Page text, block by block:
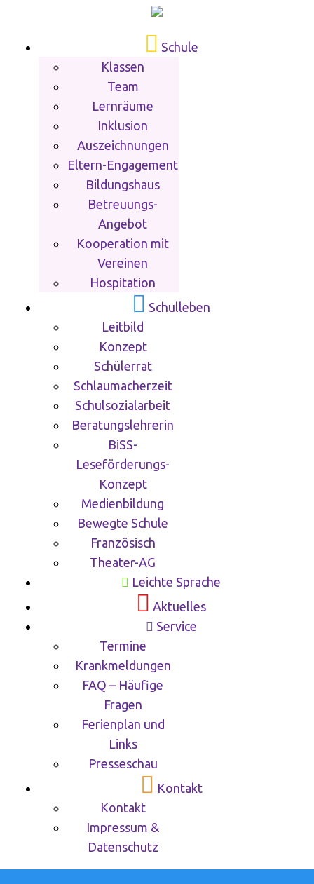
Schule
Klassen
Team
Lernräume
Inklusion
Auszeichnungen
Eltern-Engagement
Bildungshaus
Betreuungs-
Angebot
Kooperation mit
Vereinen
Hospitation
Schulleben
Leitbild
Konzept
Schülerrat
Schlaumacherzeit
Schulsozialarbeit
Beratungslehrerin
BiSS-
Leseförderungs-
Konzept
Medienbildung
Bewegte Schule
Französisch
Theater-AG
Leichte Sprache
Aktuelles
Service
Termine
Krankmeldungen
FAQ – Häufige
Fragen
Ferienplan und
Links
Presseschau
Kontakt
Kontakt
Impressum &
Datenschutz